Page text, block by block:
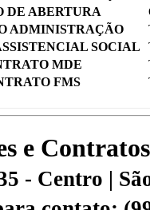
DE ABERTURA
ADMINISTRAÇÃO
SOCIAL
MDE
FMS
e
- Centro |